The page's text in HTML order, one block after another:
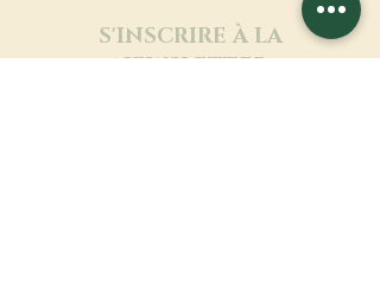
S'INSCRIRE À LA
NEWSLETTER